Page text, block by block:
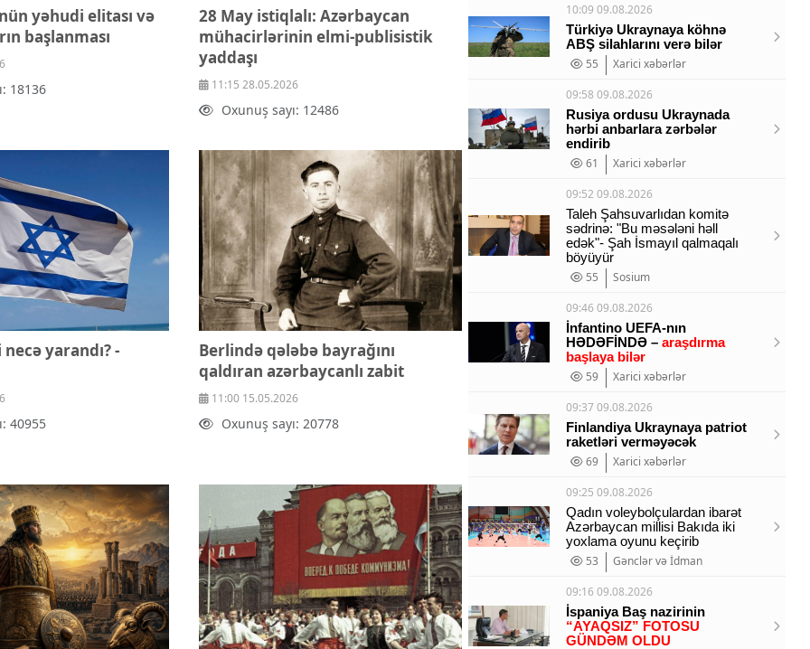
yəhudi elitası və
başlanması
18136
28 May istiqlalı: Azərbaycan
mühacirlərinin elmi-publisistik
yaddaşı
11:15 28.05.2026
Oxunuş sayı: 12486
yarandı? -
40955
Berlində qələbə bayrağını
qaldıran azərbaycanlı zabit
11:00 15.05.2026
Oxunuş sayı: 20778
10:09 09.08.2026
Türkiyə Ukraynaya köhnə
ABŞ silahlarını verə bilər
55
Xarici xəbərlər
09:58 09.08.2026
Rusiya ordusu Ukraynada
hərbi anbarlara zərbələr
endirib
61
Xarici xəbərlər
09:52 09.08.2026
Taleh Şahsuvarlıdan komitə
sədrinə: "Bu məsələni həll
edək"- Şah İsmayıl qalmaqalı
böyüyür
55
Sosium
09:46 09.08.2026
İnfantino UEFA-nın
HƏDƏFİNDƏ – araşdırma
başlaya bilər
59
Xarici xəbərlər
09:37 09.08.2026
Finlandiya Ukraynaya patriot
raketləri verməyəcək
69
Xarici xəbərlər
09:25 09.08.2026
Qadın voleybolçulardan ibarət
Azərbaycan millisi Bakıda iki
yoxlama oyunu keçirib
53
Gənclər və İdman
09:16 09.08.2026
İspaniya Baş nazirinin
“AYAQSIZ” FOTOSU
GÜNDƏM OLDU